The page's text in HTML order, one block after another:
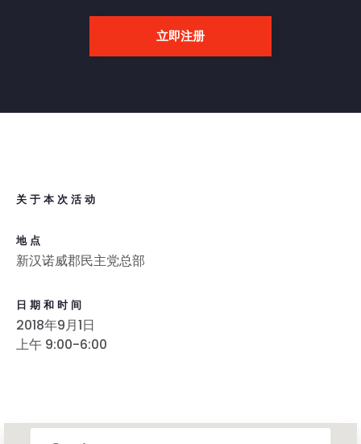
立即注册
关于本次活动
地点
新汉诺威郡民主党总部
日期和时间
2018年9月1日
上午 9:00-6:00